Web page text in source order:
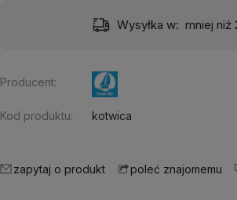
Wysyłka w: mniej niż
Producent:
Kod produktu: kotwica
zapytaj o produkt poleć znajomemu